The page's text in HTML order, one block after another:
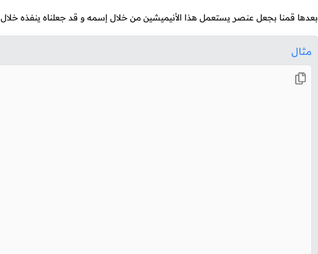
بعدها قمنا بجعل عنصر يستعمل هذا الأنيميشين من خلال إسمه و قد جعلناه ينفذه خلال 4 ثواني.
مثال